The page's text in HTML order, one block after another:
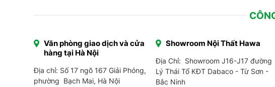
Văn phòng giao dịch và cửa
hàng tại Hà Nội
Địa chỉ: Số 17 ngõ 167 Giải Phóng,
phường Bạch Mai, Hà Nội
Showroom Nội Thất Hawa
Địa Chỉ: Showroom J16-J17 đường
Lý Thái Tổ KĐT Dabaco - Từ Sơn -
Bắc Ninh